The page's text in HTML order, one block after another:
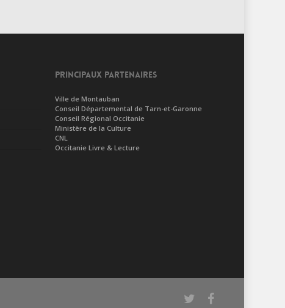
PRINCIPAUX PARTENAIRES
Ville de Montauban
Conseil Départemental de Tarn-et-Garonne
Conseil Régional Occitanie
Ministère de la Culture
CNL
Occitanie Livre & Lecture